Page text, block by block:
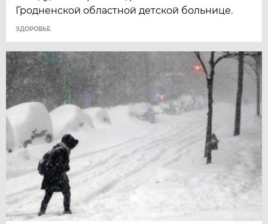
Гродненской областной детской больнице.
ЗДОРОВЬЕ